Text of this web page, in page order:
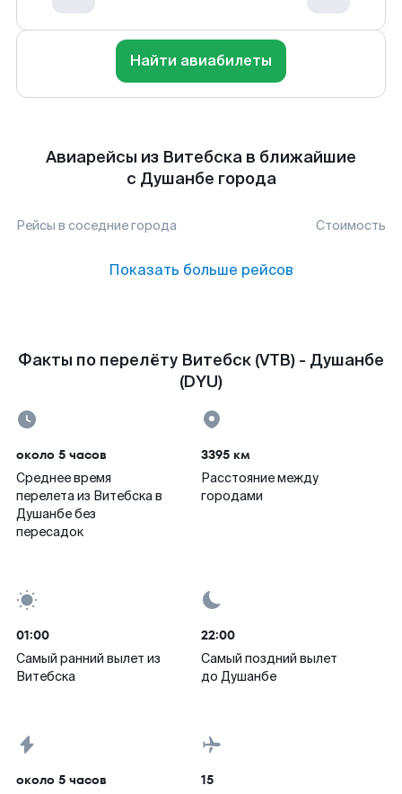
Найти авиабилеты
Авиарейсы из Витебска в ближайшие
с Душанбе города
Рейсы в соседние города Стоимость
Показать больше рейсов
Факты по перелёту Витебск (VTB) - Душанбе
(DYU)
около 5 часов
Среднее время
перелета из Витебска в
Душанбе без
пересадок
3395 км
Расстояние между
городами
01:00
Самый ранний вылет из
Витебска
22:00
Самый поздний вылет
до Душанбе
около 5 часов 15